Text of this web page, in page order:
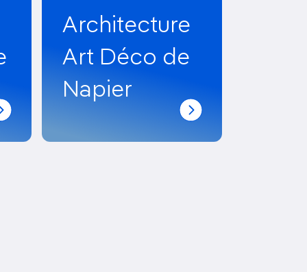
Architecture
Art Déco de
Napier